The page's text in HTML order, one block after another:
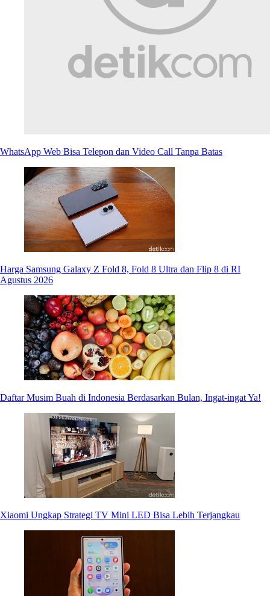
WhatsApp Web Bisa Telepon dan Video Call Tanpa Batas
Harga Samsung Galaxy Z Fold 8, Fold 8 Ultra dan Flip 8 di RI
Agustus 2026
Daftar Musim Buah di Indonesia Berdasarkan Bulan, Ingat-ingat Ya!
Xiaomi Ungkap Strategi TV Mini LED Bisa Lebih Terjangkau